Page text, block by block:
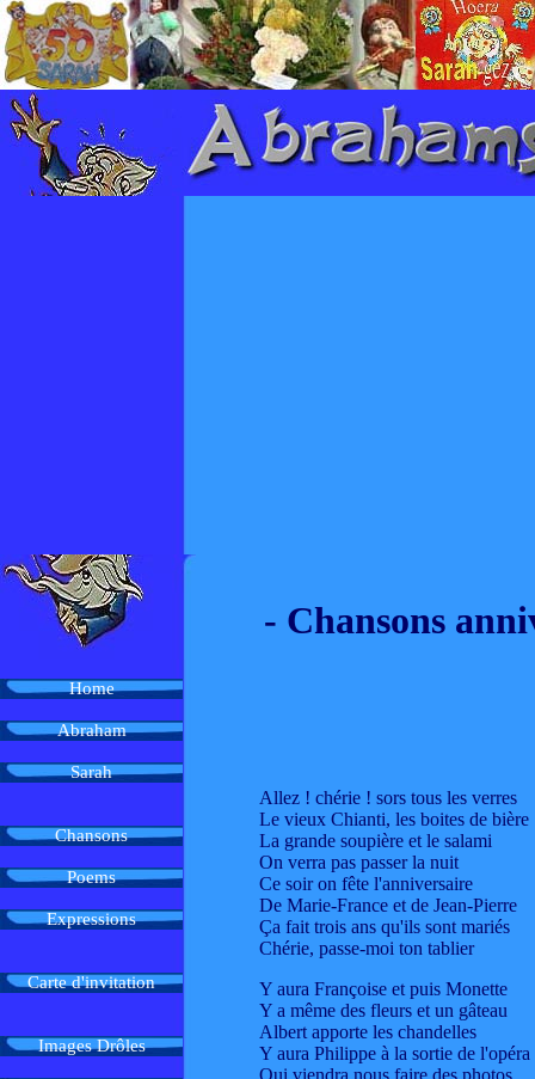
Home
Abraham
Sarah
Chansons
Poems
Expressions
Carte d'invitation
Images Drôles
- Chansons
Allez ! chérie ! sors tous les verres
Le vieux Chianti, les boites de bière
La grande soupière et le salami
On verra pas passer la nuit
Ce soir on fête l'anniversaire
De Marie-France et de Jean-Pierre
Ça fait trois ans qu'ils sont mariés
Chérie, passe-moi ton tablier
Y aura Françoise et puis Monette
Y a même des fleurs et un gâteau
Albert apporte les chandelles
Y aura Philippe à la sortie de l'opéra
Qui viendra nous faire des photos